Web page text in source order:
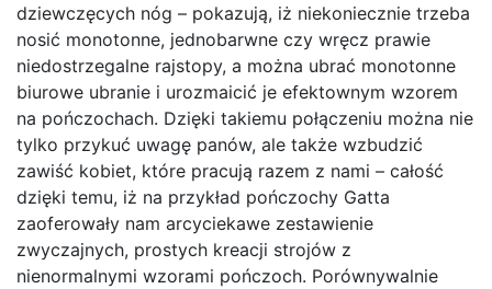
dziewczęcych nóg – pokazują, iż niekoniecznie trzeba
nosić monotonne, jednobarwne czy wręcz prawie
niedostrzegalne rajstopy, a można ubrać monotonne
biurowe ubranie i urozmaicić je efektownym wzorem
na pończochach. Dzięki takiemu połączeniu można nie
tylko przykuć uwagę panów, ale także wzbudzić
zawiść kobiet, które pracują razem z nami – całość
dzięki temu, iż na przykład pończochy Gatta
zaoferowały nam arcyciekawe zestawienie
zwyczajnych, prostych kreacji strojów z
nienormalnymi wzorami pończoch. Porównywalnie